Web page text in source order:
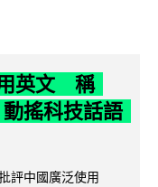
用英文 稱
搖科技話語
評中國廣泛使用